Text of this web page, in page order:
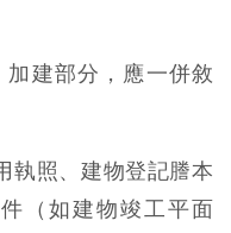
建部分，應一併敘
執照、建物登記謄本
（如建物竣工平面